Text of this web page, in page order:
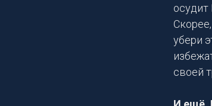
осудит
убери
своей